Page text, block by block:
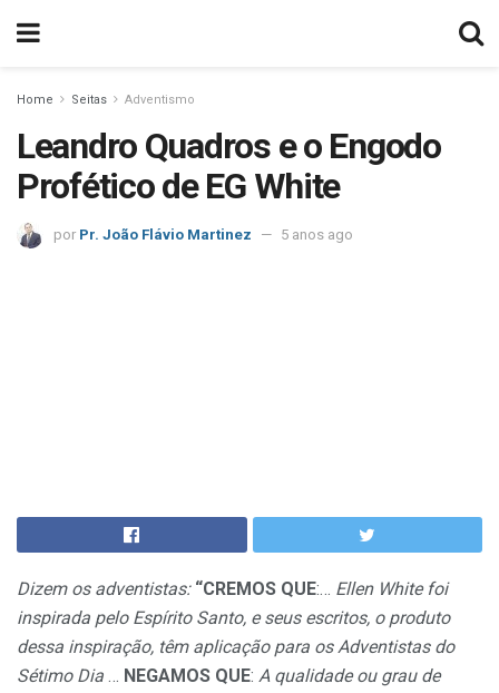
Home Seitas Adventismo
Leandro Quadros e o Engodo
Profético de EG White
por Pr. João Flávio Martinez 5 anos ago
Dizem os adventistas: “CREMOS QUE:… Ellen White foi
inspirada pelo Espírito Santo, e seus escritos, o produto
dessa inspiração, têm aplicação para os Adventistas do
Sétimo Dia … NEGAMOS QUE: A qualidade ou grau de